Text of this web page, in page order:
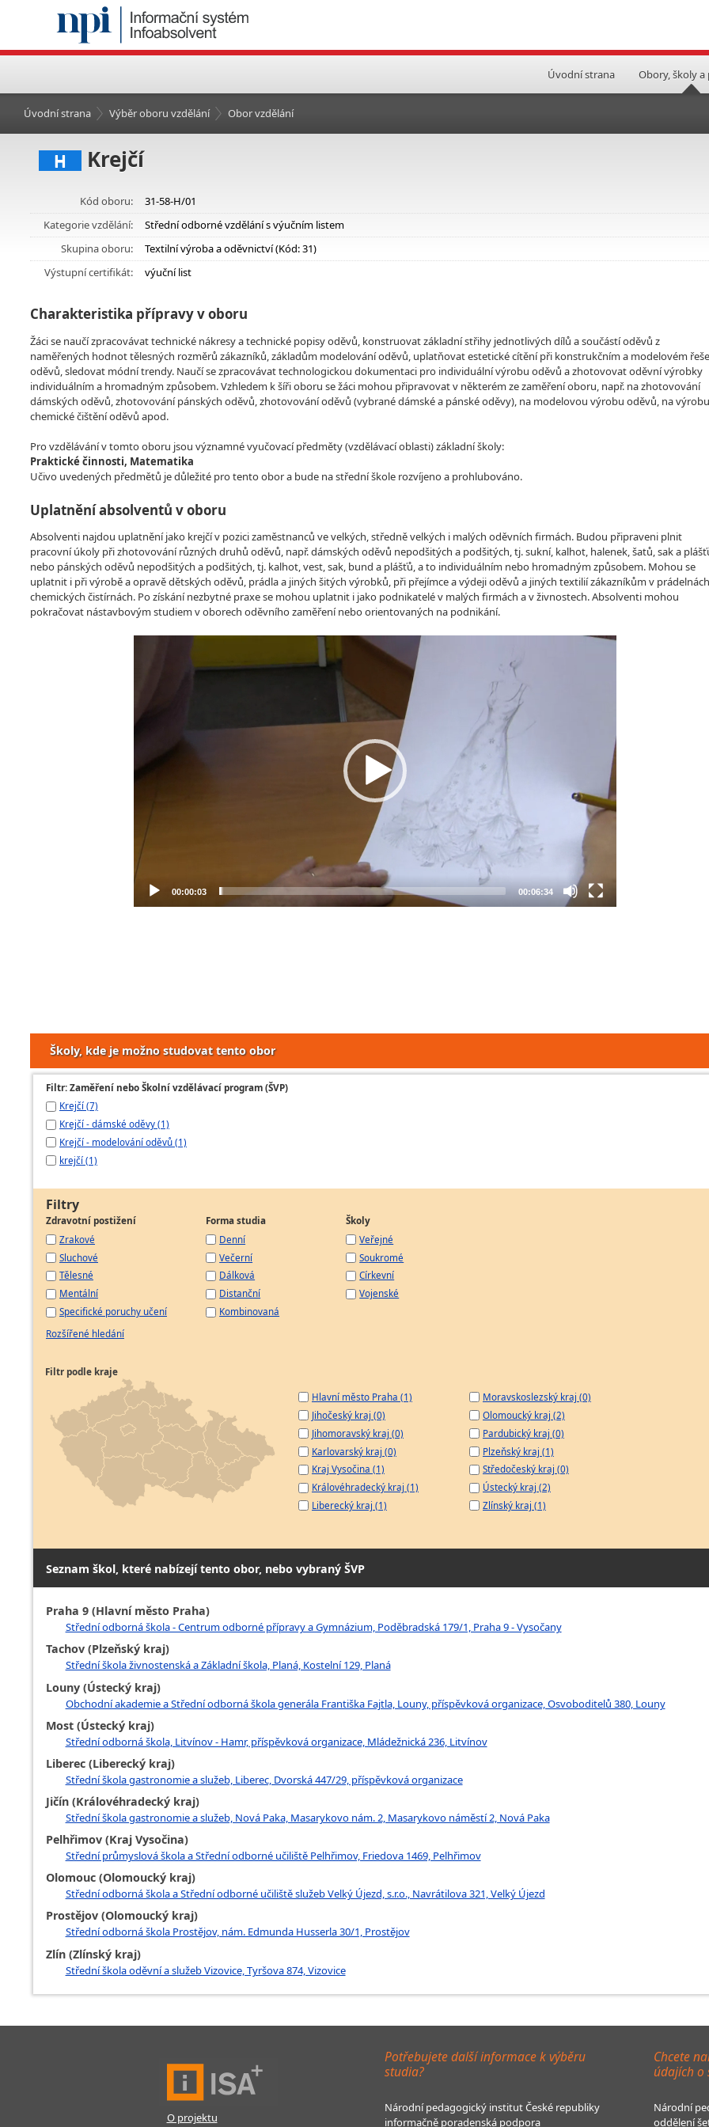
Úvodní strana Obory, školy a
Úvodní strana Výběr oboru vzdělání Obor vzdělání
H Krejčí
Kód oboru:
31-58-H/01
Kategorie vzdělání:
Střední odborné vzdělání s výučním listem
Skupina oboru:
Textilní výroba a oděvnictví (Kód: 31)
Výstupní certifikát:
výuční list
Charakteristika přípravy v oboru
Žáci se naučí zpracovávat technické nákresy a technické popisy oděvů, konstruovat základní střihy jednotlivých dílů a součástí oděvů z
naměřených hodnot tělesných rozměrů zákazníků, základům modelování oděvů, uplatňovat estetické cítění při konstrukčním a modelovém
oděvů, sledovat módní trendy. Naučí se zpracovávat technologickou dokumentaci pro individuální výrobu oděvů a zhotovovat oděvní výrobky
individuálním a hromadným způsobem. Vzhledem k šíři oboru se žáci mohou připravovat v některém ze zaměření oboru, např. na zhotovování
dámských oděvů, zhotovování pánských oděvů, zhotovování oděvů (vybrané dámské a pánské oděvy), na modelovou výrobu oděvů, na
chemické čištění oděvů apod.
Pro vzdělávání v tomto oboru jsou významné vyučovací předměty (vzdělávací oblasti) základní školy:
Praktické činnosti, Matematika
Učivo uvedených předmětů je důležité pro tento obor a bude na střední škole rozvíjeno a prohlubováno.
Uplatnění absolventů v oboru
Absolventi najdou uplatnění jako krejčí v pozici zaměstnanců ve velkých, středně velkých i malých oděvních firmách. Budou připraveni plnit
pracovní úkoly při zhotovování různých druhů oděvů, např. dámských oděvů nepodšitých a podšitých, tj. sukní, kalhot, halenek, šatů, sak a
nebo pánských oděvů nepodšitých a podšitých, tj. kalhot, vest, sak, bund a plášťů, a to individuálním nebo hromadným způsobem. Mohou se
uplatnit i při výrobě a opravě dětských oděvů, prádla a jiných šitých výrobků, při přejímce a výdeji oděvů a jiných textilií zákazníkům v
chemických čistírnách. Po získání nezbytné praxe se mohou uplatnit i jako podnikatelé v malých firmách a v živnostech. Absolventi mohou
pokračovat nástavbovým studiem v oborech oděvního zaměření nebo orientovaných na podnikání.
00:00:03 00:06:34
Školy, kde je možno studovat tento obor
Filtr: Zaměření nebo Školní vzdělávací program (ŠVP)
Krejčí (7)
Krejčí - dámské oděvy (1)
Krejčí - modelování oděvů (1)
krejčí (1)
Filtry
Zdravotní postižení
Zrakové
Sluchové
Tělesné
Mentální
Specifické poruchy učení
Forma studia
Denní
Večerní
Dálková
Distanční
Kombinovaná
Školy
Veřejné
Soukromé
Církevní
Vojenské
Rozšířené hledání
Filtr podle kraje
Hlavní město Praha (1)
Jihočeský kraj (0)
Jihomoravský kraj (0)
Karlovarský kraj (0)
Kraj Vysočina (1)
Královéhradecký kraj (1)
Liberecký kraj (1)
Moravskoslezský kraj (0)
Olomoucký kraj (2)
Pardubický kraj (0)
Plzeňský kraj (1)
Středočeský kraj (0)
Ústecký kraj (2)
Zlínský kraj (1)
Seznam škol, které nabízejí tento obor, nebo vybraný ŠVP
Praha 9 (Hlavní město Praha)
Střední odborná škola - Centrum odborné přípravy a Gymnázium, Poděbradská 179/1, Praha 9 - Vysočany
Tachov (Plzeňský kraj)
Střední škola živnostenská a Základní škola, Planá, Kostelní 129, Planá
Louny (Ústecký kraj)
Obchodní akademie a Střední odborná škola generála Františka Fajtla, Louny, příspěvková organizace, Osvoboditelů 380, Louny
Most (Ústecký kraj)
Střední odborná škola, Litvínov - Hamr, příspěvková organizace, Mládežnická 236, Litvínov
Liberec (Liberecký kraj)
Střední škola gastronomie a služeb, Liberec, Dvorská 447/29, příspěvková organizace
Jičín (Královéhradecký kraj)
Střední škola gastronomie a služeb, Nová Paka, Masarykovo nám. 2, Masarykovo náměstí 2, Nová Paka
Pelhřimov (Kraj Vysočina)
Střední průmyslová škola a Střední odborné učiliště Pelhřimov, Friedova 1469, Pelhřimov
Olomouc (Olomoucký kraj)
Střední odborná škola a Střední odborné učiliště služeb Velký Újezd, s.r.o., Navrátilova 321, Velký Újezd
Prostějov (Olomoucký kraj)
Střední odborná škola Prostějov, nám. Edmunda Husserla 30/1, Prostějov
Zlín (Zlínský kraj)
Střední škola oděvní a služeb Vizovice, Tyršova 874, Vizovice
O projektu
Potřebujete další informace k výběru
studia?
Národní pedagogický institut České republiky
informačně poradenská podpora
Chcete
údajích o
Národní
oddělení